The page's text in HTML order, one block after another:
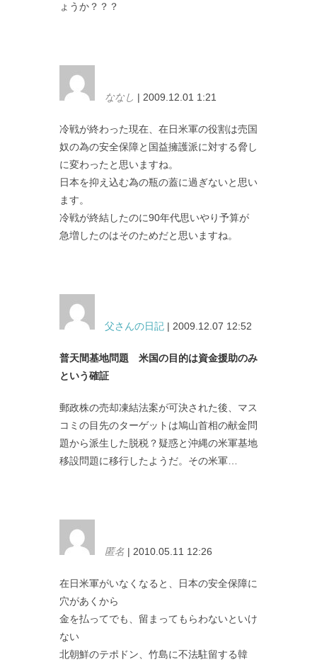
ょうか？？？
ななし | 2009.12.01 1:21
冷戦が終わった現在、在日米軍の役割は売国
奴の為の安全保障と国益擁護派に対する脅し
に変わったと思いますね。
日本を抑え込む為の瓶の蓋に過ぎないと思い
ます。
冷戦が終結したのに90年代思いやり予算が
急増したのはそのためだと思いますね。
父さんの日記 | 2009.12.07 12:52
普天間基地問題 米国の目的は資金援助のみ
という確証
郵政株の売却凍結法案が可決された後、マス
コミの目先のターゲットは鳩山首相の献金問
題から派生した脱税？疑惑と沖縄の米軍基地
移設問題に移行したようだ。その米軍…
匿名 | 2010.05.11 12:26
在日米軍がいなくなると、日本の安全保障に
穴があくから
金を払ってでも、留まってもらわないといけ
ない
北朝鮮のテポドン、竹島に不法駐留する韓